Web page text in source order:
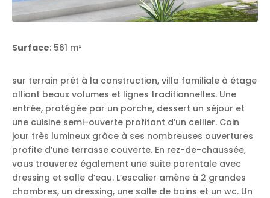
Surface: 561 m²
sur terrain prêt à la construction, villa familiale à étage
alliant beaux volumes et lignes traditionnelles. Une
entrée, protégée par un porche, dessert un séjour et
une cuisine semi-ouverte profitant d’un cellier. Coin
jour très lumineux grâce à ses nombreuses ouvertures
profite d’une terrasse couverte. En rez-de-chaussée,
vous trouverez également une suite parentale avec
dressing et salle d’eau. L’escalier amène à 2 grandes
chambres, un dressing, une salle de bains et un wc. Un